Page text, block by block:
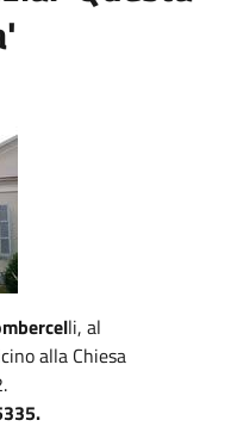
li, al
alla Chiesa